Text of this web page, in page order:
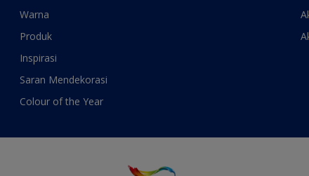
Warna
Produk
Inspirasi
Saran Mendekorasi
Colour of the Year